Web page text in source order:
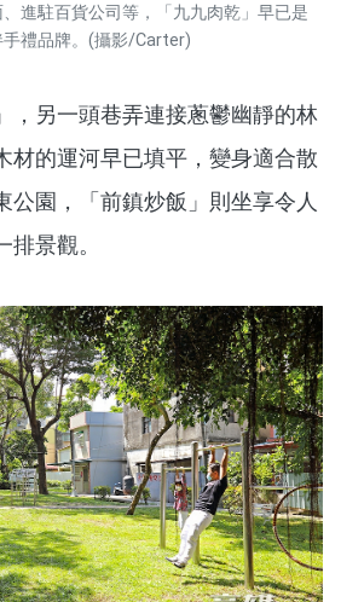
進駐百貨公司等，「九九肉乾」早已是
禮品牌。(攝影/Carter)
另一頭巷弄連接蔥鬱幽靜的林
材的運河早已填平，變身適合散
公園，「前鎮炒飯」則坐享令人
景觀。